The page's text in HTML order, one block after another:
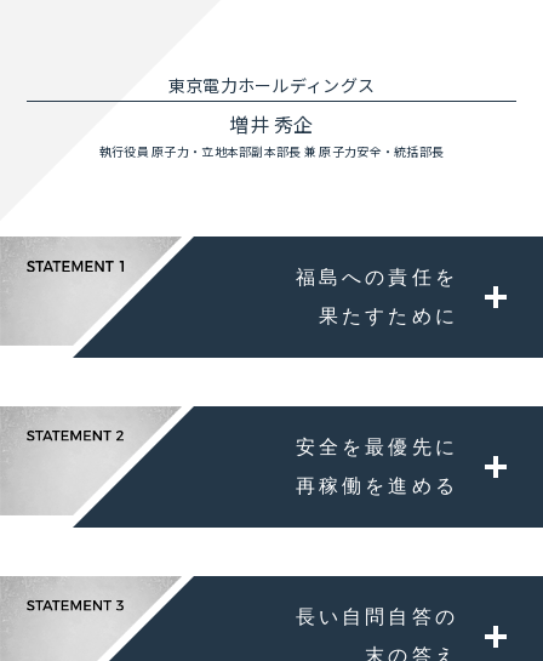
東京電力ホールディングス
増井 秀企
執行役員 原子力・立地本部副本部長 兼 原子力安全・統括部長
福島への責任を
果たすために
安全を最優先に
再稼働を進める
長い自問自答の
末の答え